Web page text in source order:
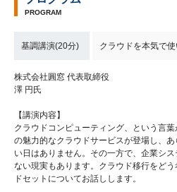
PROGRAM
基調講演(20分) クラウドを本気で
株式会社圓窓 代表取締役
澤 円氏
【講演内容】
クラウドコンピューティング、という言
の魅力的なクラウドサービスが登場し、
い日はありません。その一方で、企業シ
ない現実もあります。クラウド移行をど
ドセットについてお話しします。